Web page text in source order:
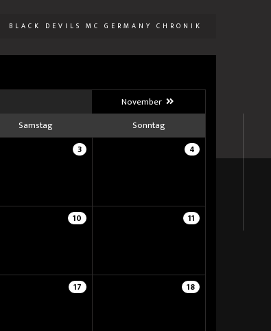
BLACK DEVILS MC GERMANY CHRONIK
November
Samstag Sonntag
3 4
10 11
17 18